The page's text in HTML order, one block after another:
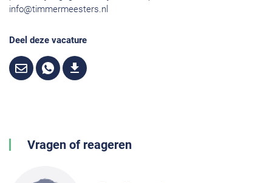
info@timmermeesters.nl
Deel deze vacature
Vragen of reageren